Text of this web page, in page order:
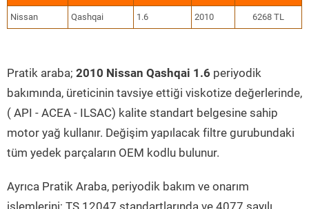
Nissan Qashqai 1.6 2010 6268 TL
Pratik araba; 2010 Nissan Qashqai 1.6 periyodik
bakımında, üreticinin tavsiye ettiği viskotize değerlerinde,
( API - ACEA - ILSAC) kalite standart belgesine sahip
motor yağ kullanır. Değişim yapılacak filtre gurubundaki
tüm yedek parçaların OEM kodlu bulunur.
Ayrıca Pratik Araba, periyodik bakım ve onarım
işlemlerini; TS 12047 standartlarında ve 4077 sayılı